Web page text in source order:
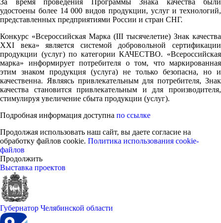
удостоены более 14 000 видов продукции, услуг и технологий,
представленных предприятиями России и стран СНГ.
Конкурс «Всероссийская Марка (III тысячелетие) Знак качества
XXI века» является системой добровольной сертификации
продукции (услуг) по категории КАЧЕСТВО. «Всероссийская
марка» информирует потребителя о том, что маркированная
этим знаком продукция (услуга) не только безопасна, но и
качественна. Являясь привлекательным для потребителя, Знак
качества становится привлекательным и для производителя,
стимулируя увеличение сбыта продукции (услуг).
Подробная информация доступна по ссылке
Продолжая использовать наш сайт, вы даете согласие на
обработку файлов cookie. Политика использования cookie-
файлов
Продолжить
Выставка проектов
Губернатор Челябинской области